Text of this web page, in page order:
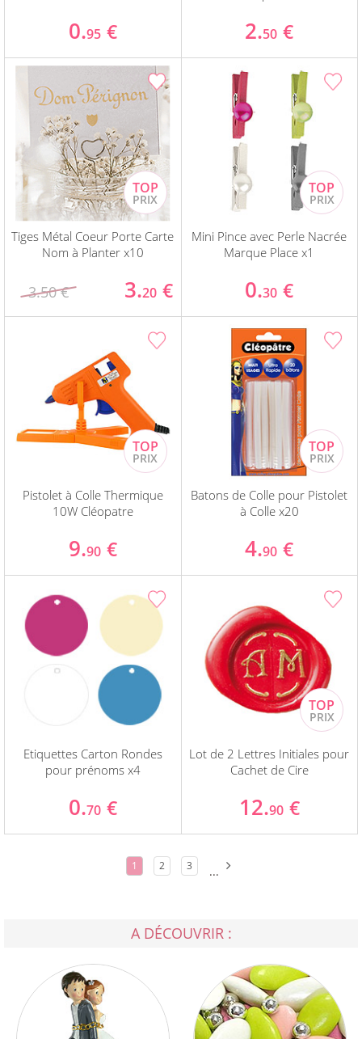
0.95 € 2.50 €
Tiges Métal Coeur Porte Carte
Nom à Planter x10
3.50 € 3.20 €
Mini Pince avec Perle Nacrée
Marque Place x1
0.30 €
Pistolet à Colle Thermique
10W Cléopatre
9.90 €
Batons de Colle pour Pistolet
à Colle x20
4.90 €
Etiquettes Carton Rondes
pour prénoms x4
0.70 €
Lot de 2 Lettres Initiales pour
Cachet de Cire
12.90 €
1 2 3 ...
A DÉCOUVRIR :